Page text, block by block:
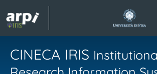
CINECA IRIS